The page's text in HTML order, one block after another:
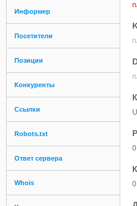
Информер
Посетители
Позиции
Конкуренты
Ссылки
Robots.txt
Ответ сервера
Whois 0